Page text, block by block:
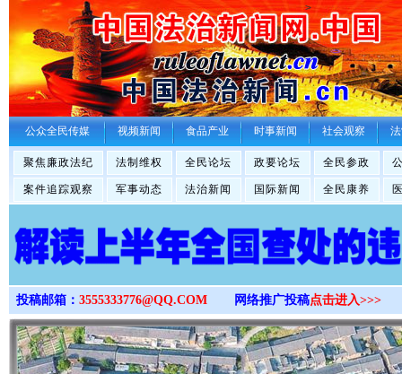
>
公众全民传媒 视频新闻 食品产业 时事新闻 社会观察
聚焦廉政法纪 法制维权 全民论坛 政要论坛 全民参政
案件追踪观察 军事动态 法治新闻 国际新闻 全民康养
投稿邮箱： 3555333776@QQ.COM 网络推广投稿点击进入>>>